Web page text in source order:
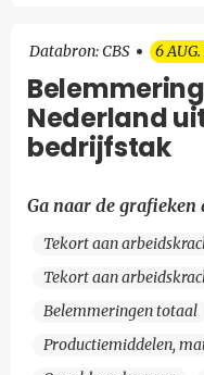
Databron: CBS 6
Nederland
bedrijfstak
Ga naar de grafieken
Tekort aan
Tekort aan
Belemmeringen totaal
Productiemiddelen,